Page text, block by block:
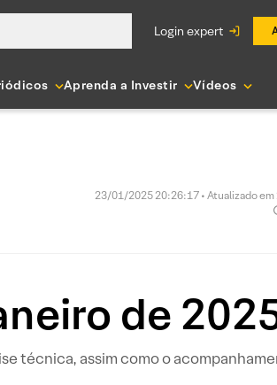
login expert
Aprenda a Investir Vídeos
23/01/2025 20:26:17 • Atualizado
de
técnica, assim como o